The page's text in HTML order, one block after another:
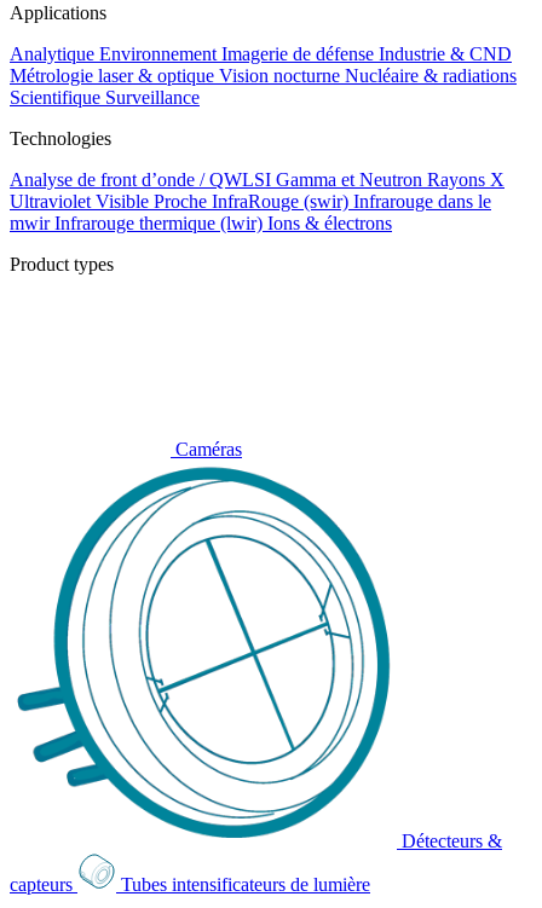
Applications
Analytique Environnement Imagerie de défense Industrie & CND
Métrologie laser & optique Vision nocturne Nucléaire & radiations
Scientifique Surveillance
Technologies
Analyse de front d’onde / QWLSI Gamma et Neutron Rayons X
Ultraviolet Visible Proche InfraRouge (swir) Infrarouge dans le
mwirInfrarouge thermique (lwir) Ions & électrons
Product types
Caméras
Détecteurs &
capteurs Tubes intensificateurs de lumière